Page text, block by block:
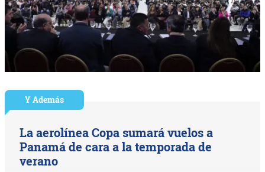
Y Además
La aerolínea Copa sumará vuelos a
Panamá de cara a la temporada de
verano